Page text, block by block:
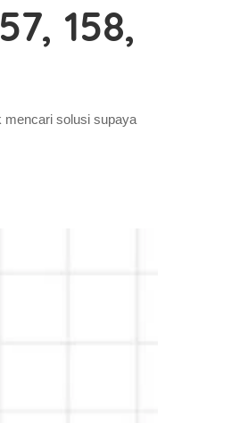
158,
mencari solusi supaya